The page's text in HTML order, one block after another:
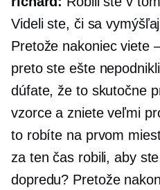
Videli ste, či sa
Pretože nakoniec viete
preto ste ešte
dúfate, že to skutočne
vzorce a zniete veľmi
to robíte na prvom
za ten čas robili, aby
dopredu? Pretože